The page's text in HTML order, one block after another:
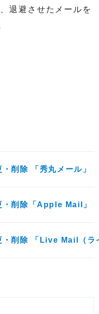
退避させたメールを
削除 「秀丸メール」
・削除「Apple Mail」
・削除 「Live Mail（ラ